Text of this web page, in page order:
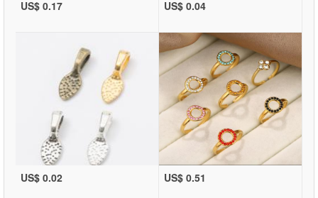
US$ 0.17 US$ 0.04
US$ 0.02 US$ 0.51